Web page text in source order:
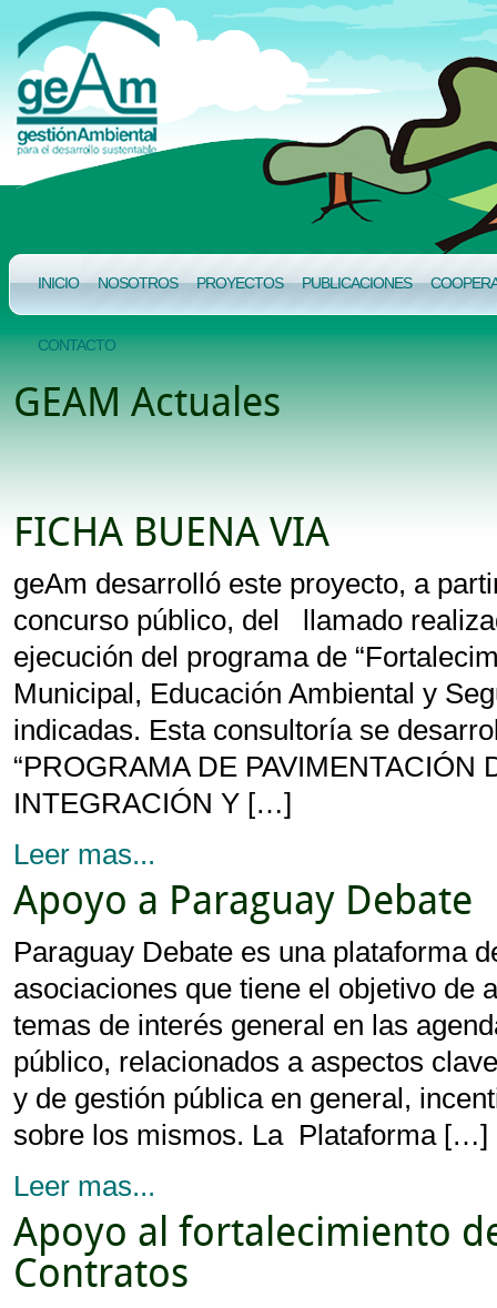
INICIO NOSOTROS PROYECTOS PUBLICACIONES
CONTACTO
GEAM Actuales
FICHA BUENA VIA
geAm desarrolló este proyecto, a
concurso público, del llamado
ejecución del programa de
Municipal, Educación Ambiental y
indicadas. Esta consultoría se
“PROGRAMA DE PAVIMENTACIÓN
INTEGRACIÓN Y […]
Leer mas...
Apoyo a Paraguay Debate
Paraguay Debate es una plataforma
asociaciones que tiene el objetivo de
temas de interés general en las
público, relacionados a aspectos
y de gestión pública en general,
sobre los mismos. La Plataforma […]
Leer mas...
Apoyo al fortalecimiento
Contratos